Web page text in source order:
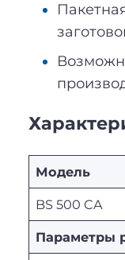
Модель
BS 500 CA
Параметры